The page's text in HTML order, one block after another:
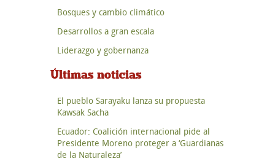
Bosques y cambio climático
Desarrollos a gran escala
Liderazgo y gobernanza
Últimas noticias
El pueblo Sarayaku lanza su propuesta
Kawsak Sacha
Ecuador: Coalición internacional pide al
Presidente Moreno proteger a ‘Guardianas
de la Naturaleza’